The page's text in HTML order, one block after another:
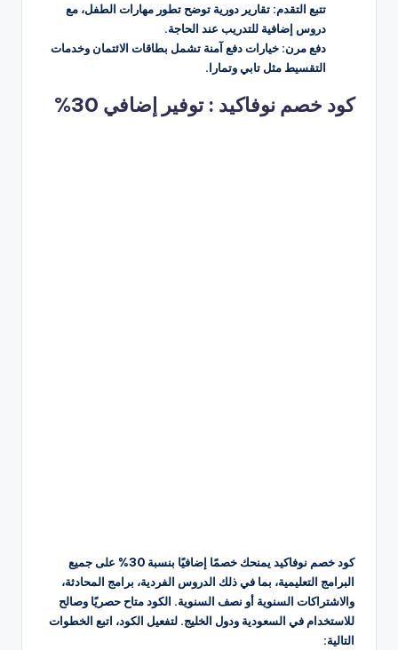
تتبع التقدم: تقارير دورية توضح تطور مهارات الطفل، مع
دروس إضافية للتدريب عند الحاجة.
دفع مرن: خيارات دفع آمنة تشمل بطاقات الائتمان وخدمات
التقسيط مثل تابي وتمارا.
كود خصم نوفاكيد : توفير إضافي 30%
كود خصم نوفاكيد يمنحك خصمًا إضافيًا بنسبة 30% على جميع
البرامج التعليمية، بما في ذلك الدروس الفردية، برامج المحادثة،
والاشتراكات السنوية أو نصف السنوية. الكود متاح حصريًا وصالح
للاستخدام في السعودية ودول الخليج. لتفعيل الكود، اتبع الخطوات
التالية: